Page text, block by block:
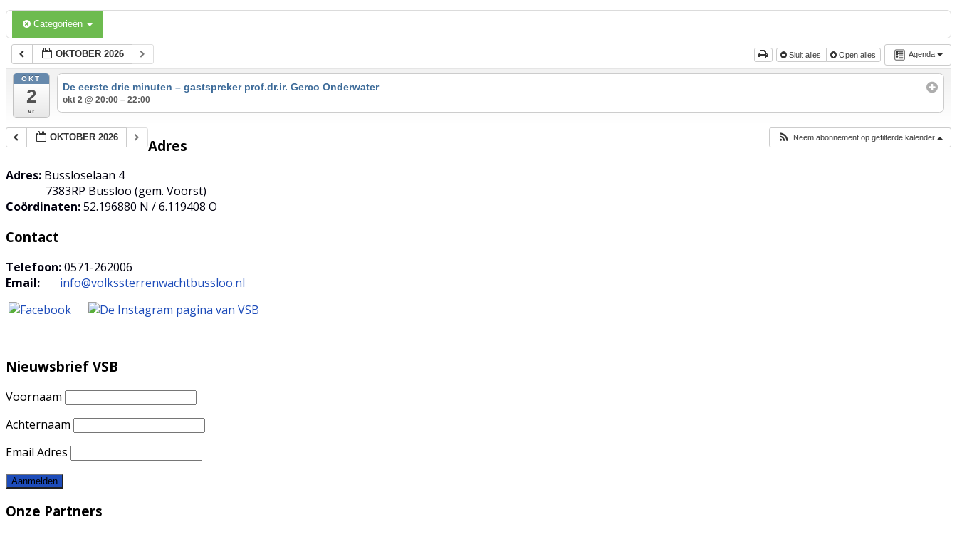
Categorieën
Agenda
OKTOBER 2026 Sluit alles Open alles
OKT
2
vr
De eerste drie minuten – gastspreker prof.dr.ir. Gerco Onderwater
okt 2 @ 20:00 – 22:00
OKTOBER 2026 Neem abonnement op gefilterde kalender
Adres
Adres: Bussloselaan 4
7383RP Bussloo (gem. Voorst)
Coördinaten:52.196880 N / 6.119408 O
Contact
Telefoon:0571-262006
Email: info@volkssterrenwachtbussloo.nl
Nieuwsbrief VSB
Voornaam
Achternaam
Email Adres
Onze Partners